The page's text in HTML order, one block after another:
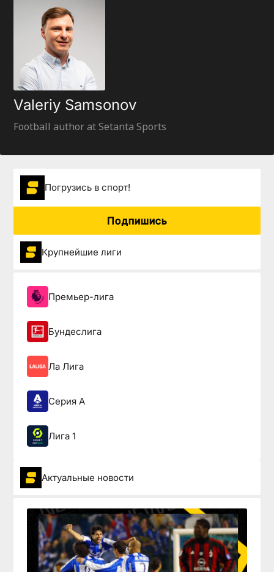
Valeriy Samsonov
Football author at Setanta Sports
Погрузиcь в спорт!
Подпишись
Крупнейшие лиги
Премьер-лига
Бундеслига
Ла Лига
Серия А
Лига 1
Актуальные новости